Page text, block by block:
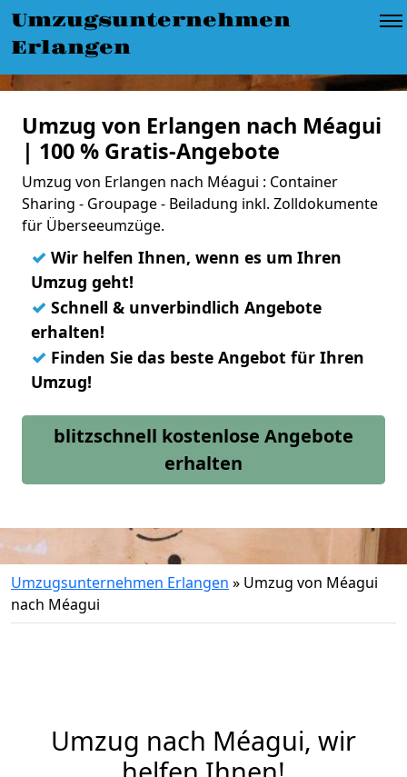
Umzugsunternehmen
Erlangen
Umzug von Erlangen nach Méagui
| 100 % Gratis-Angebote
Umzug von Erlangen nach Méagui : Container
Sharing - Groupage - Beiladung inkl. Zolldokumente
für Überseeumzüge.
✓ Wir helfen Ihnen, wenn es um Ihren
Umzug geht!
✓ Schnell & unverbindlich Angebote
erhalten!
✓ Finden Sie das beste Angebot für Ihren
Umzug!
blitzschnell kostenlose Angebote
erhalten
Umzugsunternehmen Erlangen » Umzug von Méagui
nach Méagui
Umzug nach Méagui, wir